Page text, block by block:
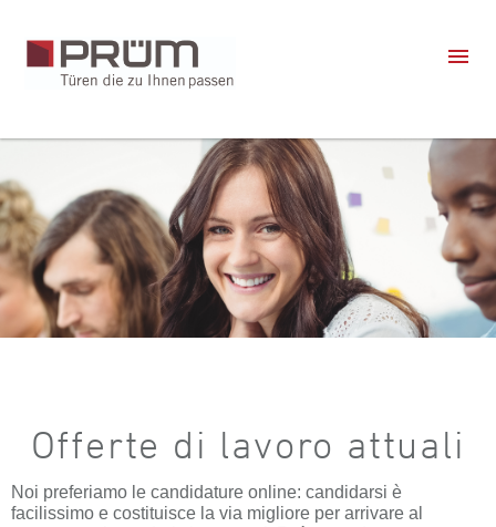
Offerte di lavoro attuali
Noi preferiamo le candidature online: candidarsi è
facilissimo e costituisce la via migliore per arrivare al